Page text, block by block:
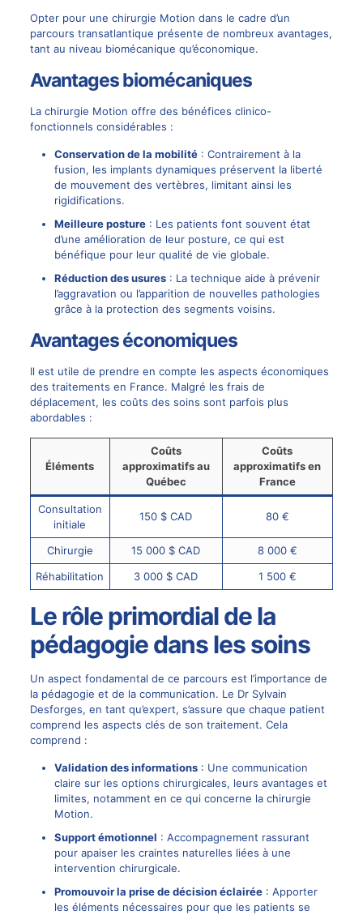
Opter pour une chirurgie Motion dans le cadre d’un
parcours transatlantique présente de nombreux avantages,
tant au niveau biomécanique qu’économique.
Avantages biomécaniques
La chirurgie Motion offre des bénéfices clinico-
fonctionnels considérables :
Conservation de la mobilité: Contrairement à la
fusion, les implants dynamiques préservent la liberté
de mouvement des vertèbres, limitant ainsi les
rigidifications.
Meilleure posture: Les patients font souvent état
d’une amélioration de leur posture, ce qui est
bénéfique pour leur qualité de vie globale.
Réduction des usures: La technique aide à prévenir
l’aggravation ou l’apparition de nouvelles pathologies
grâce à la protection des segments voisins.
Avantages économiques
Il est utile de prendre en compte les aspects économiques
des traitements en France. Malgré les frais de
déplacement, les coûts des soins sont parfois plus
abordables :
Éléments
Coûts
approximatifs au
Québec
Coûts
approximatifs en
France
Consultation
initiale
150 $ CAD 80 €
Chirurgie 15 000 $ CAD
8 000 €
Réhabilitation
3 000 $ CAD 1 500 €
Le rôle primordial de la
pédagogie dans les soins
Un aspect fondamental de ce parcours est l’importance de
la pédagogie et de la communication. Le Dr Sylvain
Desforges, en tant qu’expert, s’assure que chaque patient
comprend les aspects clés de son traitement. Cela
comprend :
Validation des informations: Une communication
claire sur les options chirurgicales, leurs avantages et
limites, notamment en ce qui concerne la chirurgie
Motion.
Support émotionnel : Accompagnement rassurant
pour apaiser les craintes naturelles liées à une
intervention chirurgicale.
Promouvoir la prise de décision éclairée: Apporter
les éléments nécessaires pour que les patients se